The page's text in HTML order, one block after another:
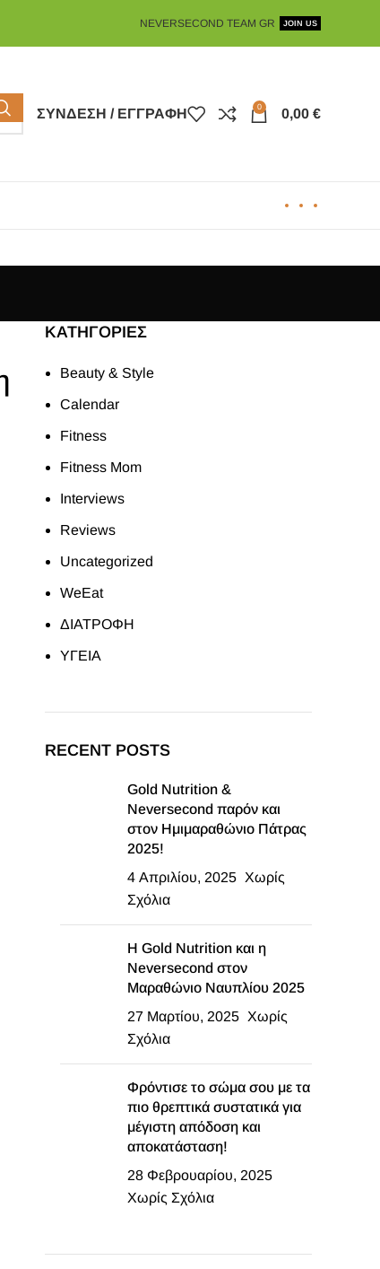
NEVERSECOND TEAM GR JOIN US
ΣΎΝΔΕΣΗ / ΕΓΓΡΑΦΉ 0 0,00 €
KΑΤΗΓΟΡΊΕΣ
Beauty & Style
Calendar
Fitness
Fitness Mom
Interviews
Reviews
Uncategorized
WeEat
ΔΙΑΤΡΟΦΗ
ΥΓΕΙΑ
RECENT POSTS
Gold Nutrition &
Neversecond παρόν και
στον Ημιμαραθώνιο Πάτρας
2025!
4 Απριλίου, 2025 Χωρίς
Σχόλια
Η Gold Nutrition και η
Neversecond στον
Μαραθώνιο Ναυπλίου 2025
27 Μαρτίου, 2025 Χωρίς
Σχόλια
Φρόντισε το σώμα σου με τα
πιο θρεπτικά συστατικά για
μέγιστη απόδοση και
αποκατάσταση!
28 Φεβρουαρίου, 2025
Χωρίς Σχόλια